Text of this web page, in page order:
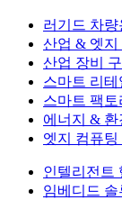
러기드 차량
산업 & 엣지
산업 장비
스마트 리
스마트 팩토
에너지 & 환
엣지 컴퓨팅
인텔리전트
임베디드 솔